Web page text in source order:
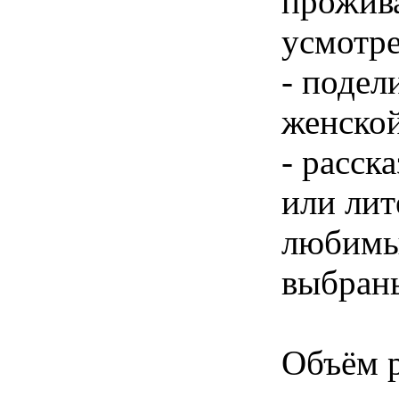
-
-
или
Объём